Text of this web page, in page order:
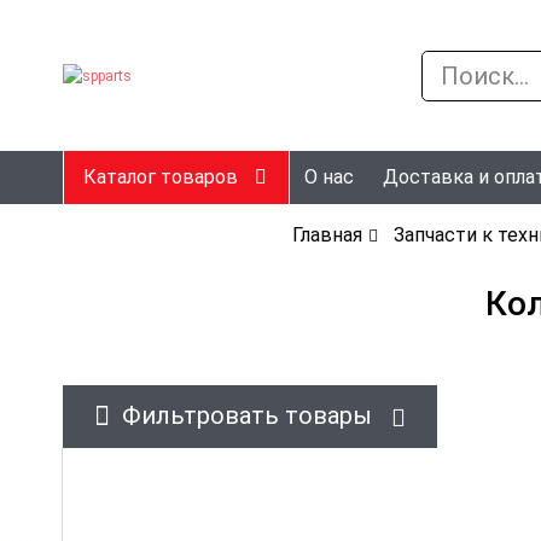
Каталог товаров О нас Доставка и
Главная Запчасти к
Фильтровать товары